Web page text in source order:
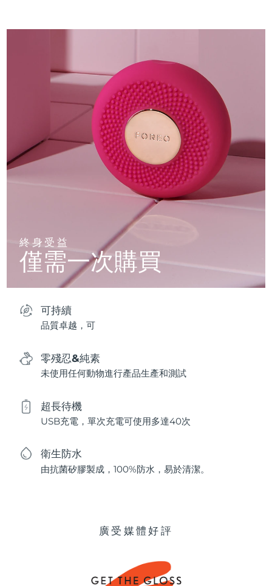
終身受益
僅需一次購買
可持續
品質卓越，可
零殘忍&純素
未使用任何動物進行產品生產和測試
超長待機
USB充電，單次充電可使用多達40次
衛生防水
由抗菌矽膠製成，100%防水，易於清潔。
廣受媒體好評